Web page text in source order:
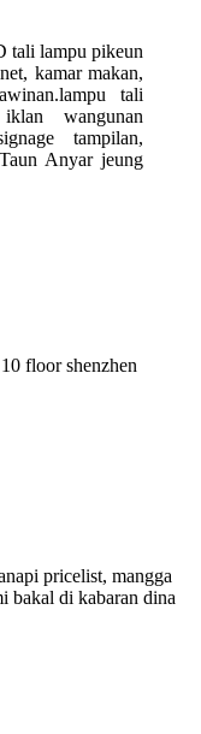
tali lampu pikeun
kamar makan,
tali
wangunan
tampilan,
Anyar jeung
floor shenzhen
pricelist, mangga
bakal di kabaran dina